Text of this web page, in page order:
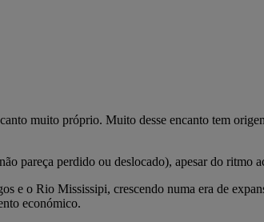
muito próprio. Muito desse encanto tem
pareça perdido ou deslocado), apesar do ritmo
e o Rio Mississipi, crescendo numa era de
económico.